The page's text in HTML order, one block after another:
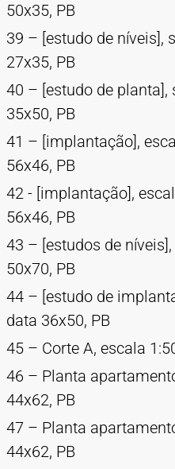
50x35, PB
39 – [estudo de níveis],
27x35, PB
40 – [estudo de planta],
35x50, PB
41 – [implantação],
56x46, PB
42 - [implantação],
56x46, PB
43 – [estudos de
50x70, PB
44 – [estudo de
data 36x50, PB
45 – Corte A, escala
46 – Planta
44x62, PB
47 – Planta
44x62, PB